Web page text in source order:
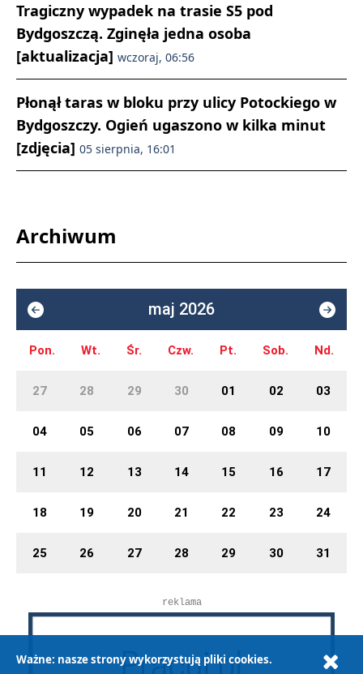
Tragiczny wypadek na trasie S5 pod
Bydgoszczą. Zginęła jedna osoba
[aktualizacja] wczoraj, 06:56
Płonął taras w bloku przy ulicy Potockiego w
Bydgoszczy. Ogień ugaszono w kilka minut
[zdjęcia] 05 sierpnia, 16:01
Archiwum
maj 2026
Pon. Wt. Śr. Czw. Pt. Sob. Nd.
27 28 29 30 01 02 03
04 05 06 07 08 09 10
11 12 13 14 15 16 17
18 19 20 21 22 23 24
25 26 27 28 29 30 31
reklama
Ważne: nasze strony wykorzystują pliki cookies.